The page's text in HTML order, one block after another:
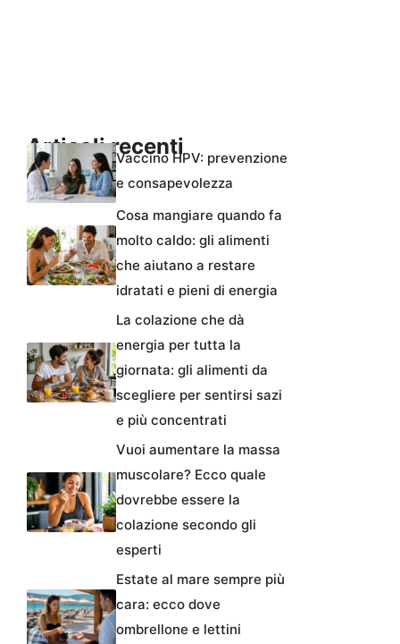
Articoli recentiVaccino HPV: prevenzione
e consapevolezza
Cosa mangiare quando fa
molto caldo: gli alimenti
che aiutano a restare
idratati e pieni di energia
La colazione che dà
energia per tutta la
giornata: gli alimenti da
scegliere per sentirsi sazi
e più concentrati
Vuoi aumentare la massa
muscolare? Ecco quale
dovrebbe essere la
colazione secondo gli
esperti
Estate al mare sempre più
cara: ecco dove
ombrellone e lettini